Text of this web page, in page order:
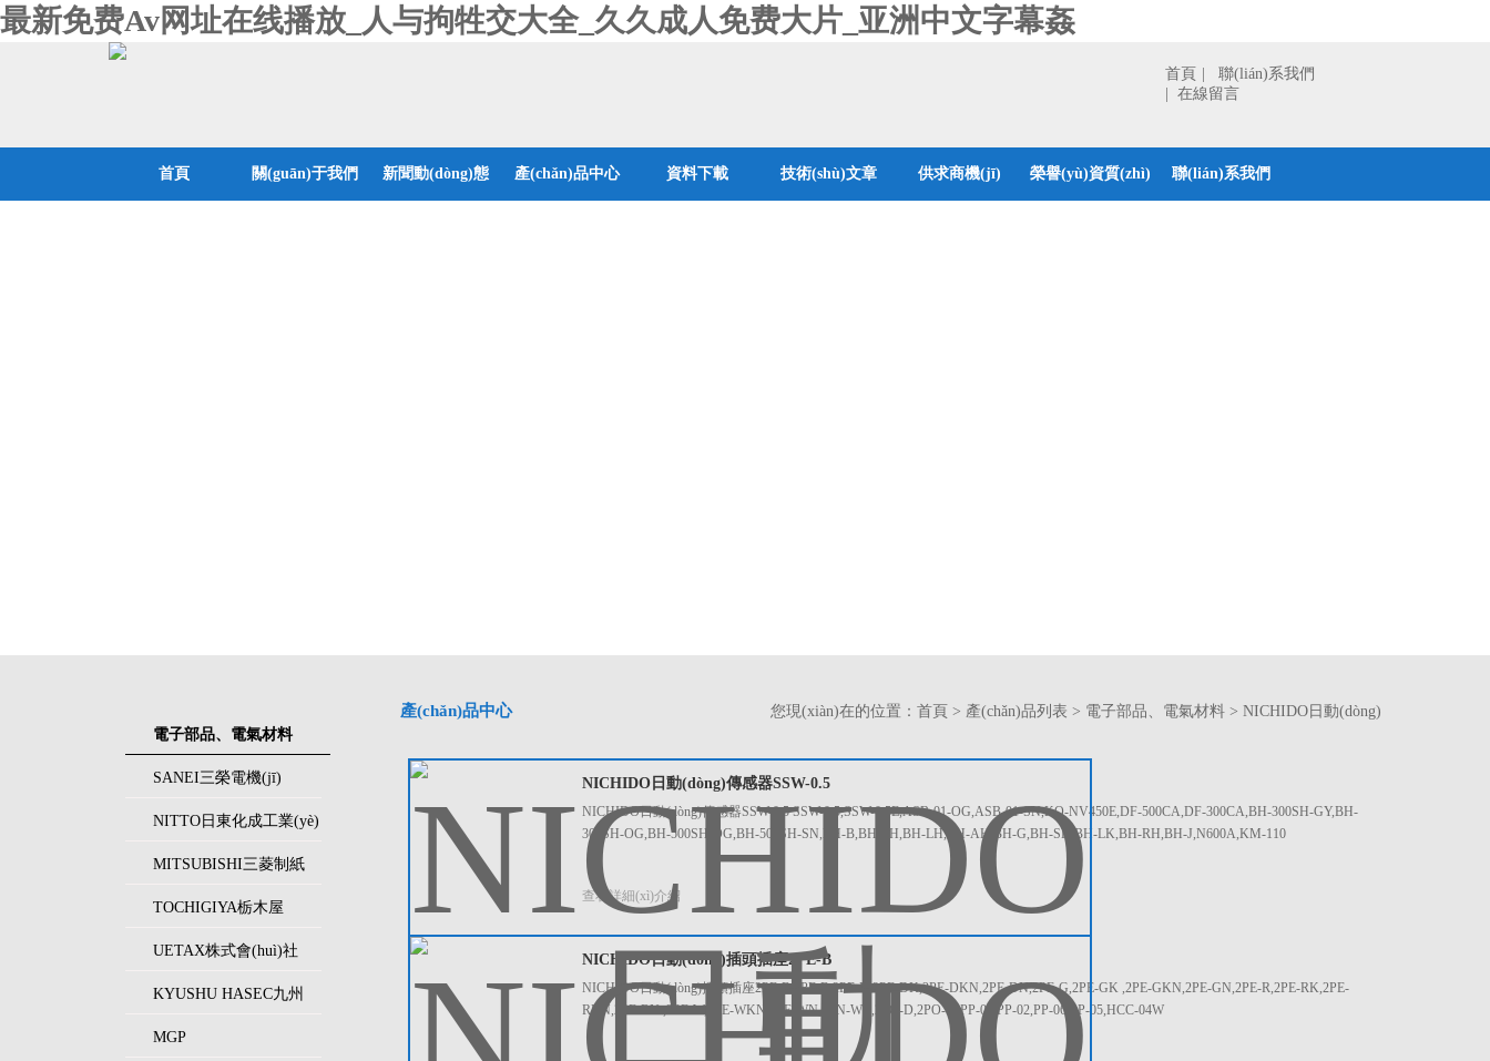
最新免费Av网址在线播放_人与拘牲交大全_久久成人免费大片_亚洲中文字幕姦
首頁
| 聯(lián)系我們
| 在線留言
首頁 關(guān)于我們 新聞動(dòng)態 產(chǎn)品中心 資料下載 技術(shù)文章 供求商機(jī) 榮譽(yù)資質(zhì) 聯(lián)系我們
電子部品、電氣材料
SANEI三榮電機(jī)
NITTO日東化成工業(yè)
MITSUBISHI三菱制紙
TOCHIGIYA栃木屋
UETAX株式會(huì)社
KYUSHU HASEC九州
MGP
產(chǎn)品中心 您現(xiàn)在的位置： 首頁 > 產(chǎn)品列表 > 電子部品、電氣材料 > NICHIDO日動(dòng)
NICHIDO日動(dòng)傳感器SSW-0.5
NICHIDO日動(dòng)傳感器SSW-0.5 SSW-0.5,SSW-0.5E,ASB-01-OG,ASB-01-SN,KO-NV450E,DF-500CA,DF-300CA,BH-300SH-GY,BH-
300SH-OG,BH-500SH-OG,BH-500SH-SN,BH-B,BH-SH,BH-LH,BH-AH,BH-G,BH-SK,BH-LK,BH-RH,BH-J,N600A,KM-110
查看詳細(xì)介紹
NICHIDO日動(dòng)插頭插座2PE-B
NICHIDO日動(dòng)插頭插座2PE-B 2PE-B,2PE-D,2PE-DK,2PE-DKN,2PE-DN,2PE-G,2PE-GK ,2PE-GKN,2PE-GN,2PE-R,2PE-RK,2PE-
RKN,2PE-RN ,2PE-W,2PE-WKN,2PE-WN,2PN-WB,2PO-D,2PO-W,PP-01,PP-02,PP-06,PP-05,HCC-04W